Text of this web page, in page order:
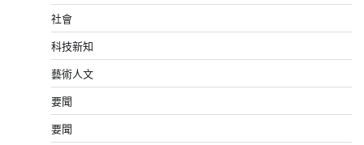
社會
科技新知
藝術人文
要聞
要聞